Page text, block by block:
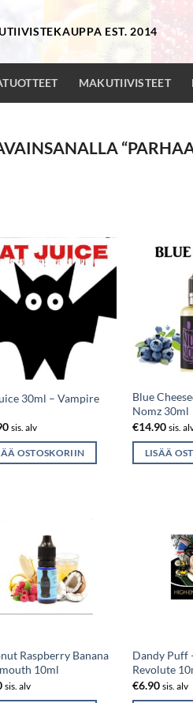
EST. 2014
MAKUTIIVISTEET
30ml – Vampire
sis. alv
OSTOSKORIIN
Blue
Nomz 30ml
€14.90 sis.
LISÄÄ
Raspberry Banana
10ml
sis. alv
Dandy Puff
Revolute
€6.90 sis. alv